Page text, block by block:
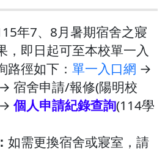
年7、8月暑期宿舍之寢
，即日起可至本校單一入
路徑如下： 單一入口網 →
宿舍申請/報修(陽明校
→個人申請紀錄查詢(114學
如需更換宿舍或寢室，請